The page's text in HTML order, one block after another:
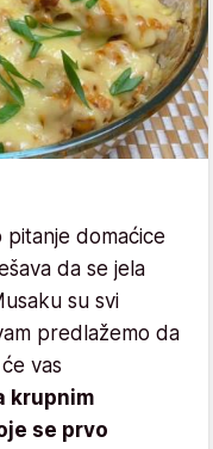
pitanje domaćice
da se jela
su svi
predlažemo da
vas
krupnim
se prvo